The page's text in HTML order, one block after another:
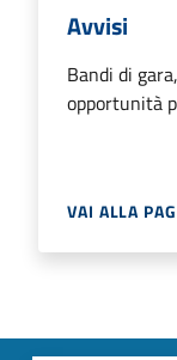
Avvisi
Bandi di
opportunità
VAI ALLA